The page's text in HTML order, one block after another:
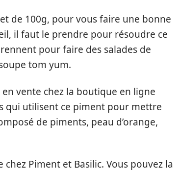
de 100g, pour vous faire une bonne
il faut le prendre pour résoudre ce
pour faire des salades de
tom yum.
vente chez la boutique en ligne
qui utilisent ce piment pour mettre
de piments, peau d’orange,
chez Piment et Basilic. Vous pouvez la